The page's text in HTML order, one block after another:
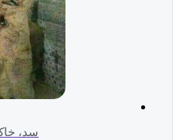
سد، خاک و پی(189)